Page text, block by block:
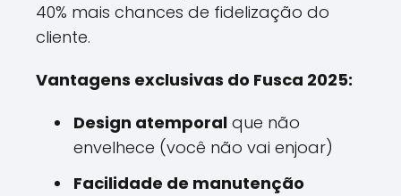
40% mais chances de fidelização do
cliente.
Vantagens exclusivas do Fusca 2025:
Design atemporal que não
envelhece (você não vai enjoar)
Facilidade de manutenção